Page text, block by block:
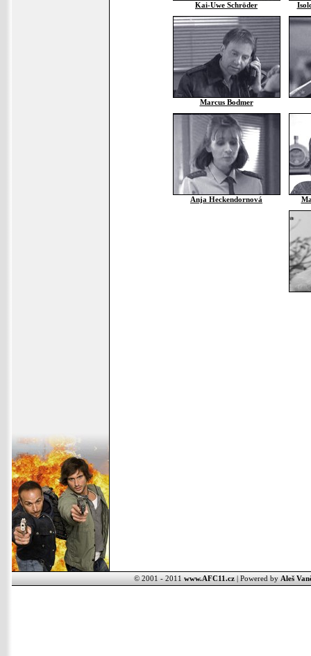
Kai-Uwe Schröder
Marcus Bodmer
Anja Heckendornová
© 2001 - 2011 www.AFC11.cz| Powered by Aleš